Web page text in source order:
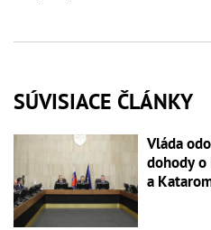
SÚVISIACE ČLÁNKY
Vláda
dohody
a